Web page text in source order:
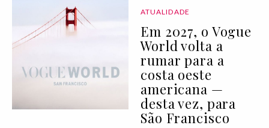
ATUALIDADE
Em 2027, o Vogue
World volta a
rumar para a
costa oeste
americana —
desta vez, para
São Francisco